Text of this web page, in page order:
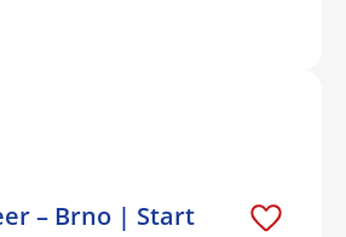
– Brno | Start